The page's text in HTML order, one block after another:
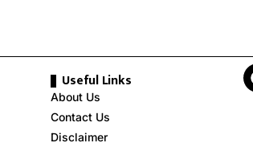
Useful Links
About Us
Contact Us
Disclaimer